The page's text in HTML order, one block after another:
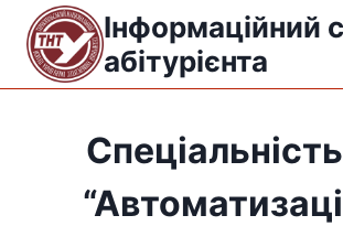
Інформаційний
абітурієнта